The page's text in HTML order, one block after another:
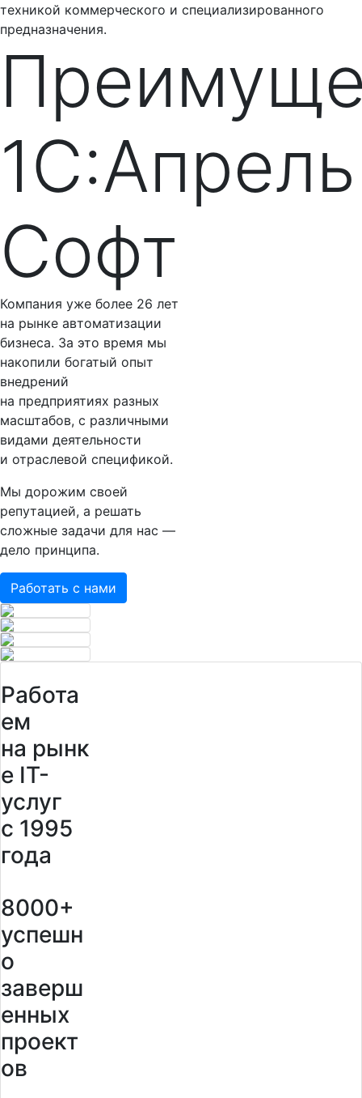
техникой коммерческого и специализированного
предназначения.
1С:Апрель
Софт
Компания уже более 26 лет
на рынке автоматизации
бизнеса. За это время мы
накопили богатый опыт
внедрений
на предприятиях разных
масштабов, с различными
видами деятельности
и отраслевой спецификой.
Мы дорожим своей
репутацией, а решать
сложные задачи для нас —
дело принципа.
Работать с нами
Работа
ем
на рынк
е IT-
услуг
с 1995
года
8000+
успешн
о
заверш
енных
проект
ов